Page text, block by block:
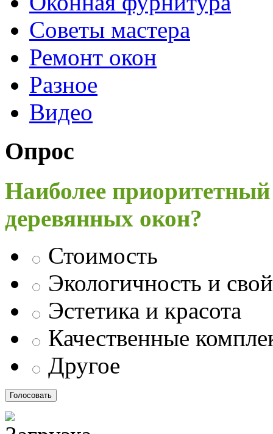
Советы мастера
Ремонт окон
Разное
Видео
Опрос
Наиболее
деревянных окон?
Стоимость
Экологичность и
Эстетика и красота
Качественные
Другое